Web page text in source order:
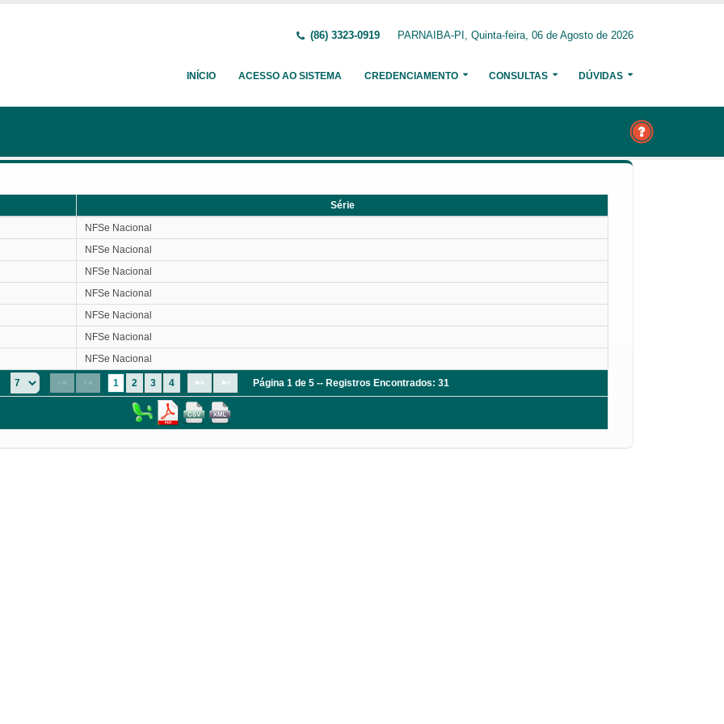
(86) 3323-0919 PARNAIBA-PI, Quinta-feira, 06 de Agosto de 2026
INÍCIO ACESSO AO SISTEMA CREDENCIAMENTO CONSULTAS DÚVIDAS
Série
NFSe Nacional
NFSe Nacional
NFSe Nacional
NFSe Nacional
NFSe Nacional
NFSe Nacional
NFSe Nacional
1 2 3 4 Página 1 de 5 -- Registros Encontrados: 31